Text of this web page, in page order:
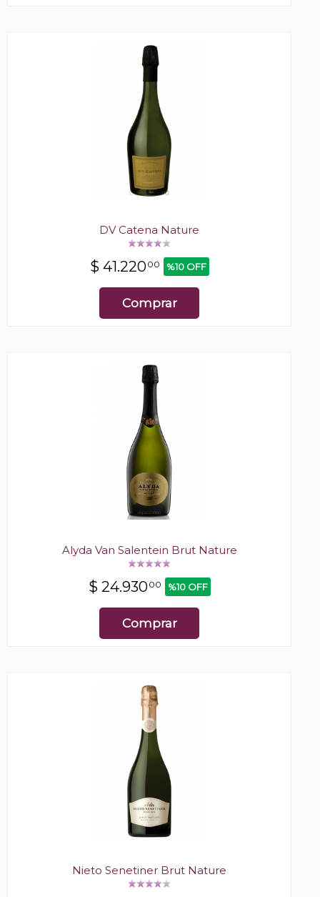
DV Catena Nature
$ 41.22000 %10 OFF
Comprar
Alyda Van Salentein Brut Nature
$ 24.93000 %10 OFF
Comprar
Nieto Senetiner Brut Nature